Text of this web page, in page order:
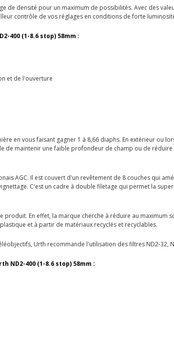
de densité pour un maximum de possibilités. Avec des
contrôle de vos réglages en conditions de forte
400 (1-8.6 stop) 58mm :
et de l'ouverture
en vous faisant gagner 1 à 8,66 diaphs. En extérieur ou
de maintenir une faible profondeur de champ ou de
AGC. Il est couvert d'un revêtement de 8 couches qui
C'est un cadre à double filetage qui permet la
produit. En effet, la marque cherche à réduire au
et à partir de matériaux recyclés et recyclables.
Urth recommande l'utilisation des filtres ND2-32,
ND2-400 (1-8.6 stop) 58mm :